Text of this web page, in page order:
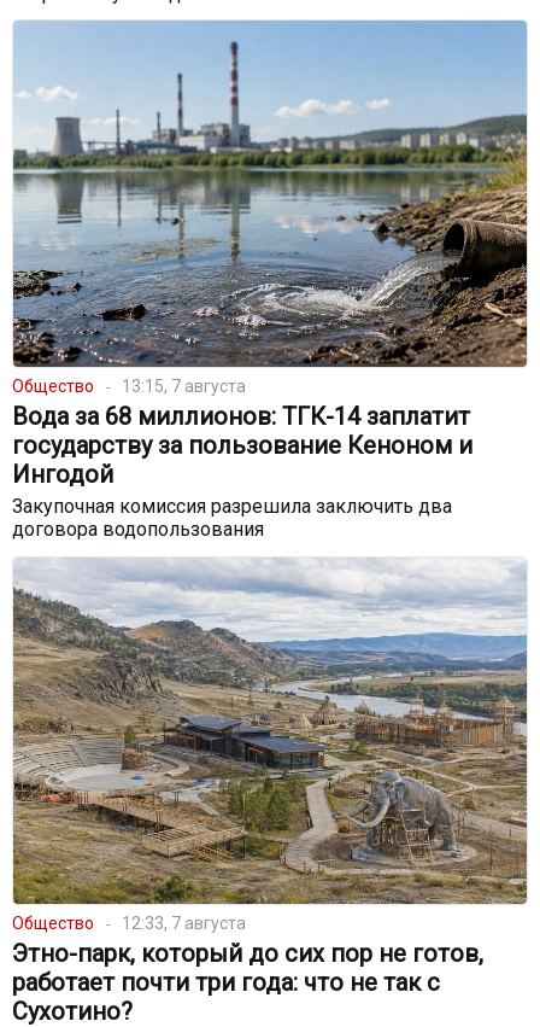
Общество 13:15, 7 августа
Вода за 68 миллионов: ТГК-14 заплатит
государству за пользование Кеноном и
Ингодой
Закупочная комиссия разрешила заключить два
договора водопользования
Общество 12:33, 7 августа
Этно-парк, который до сих пор не готов,
работает почти три года: что не так с
Сухотино?